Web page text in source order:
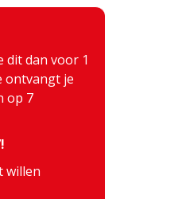
dit dan voor 1
ontvangt je
op 7
willen